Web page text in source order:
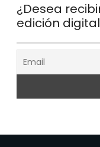
¿Desea
edición